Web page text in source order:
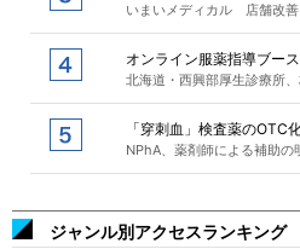
いまいメディカル 店舗改善
オンライン服薬指導ブー
北海道・西興部厚生診療所
「穿刺血」検査薬のOTC
NPhA、薬剤師による補助の
ジャンル別アクセスランキング